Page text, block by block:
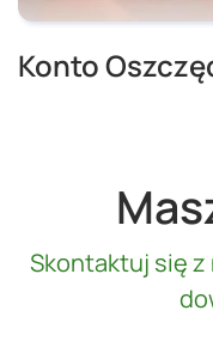
Konto
Skontaktuj się z